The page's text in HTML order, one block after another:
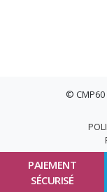
PAIEMENT
SÉCURISÉ
© CMP60